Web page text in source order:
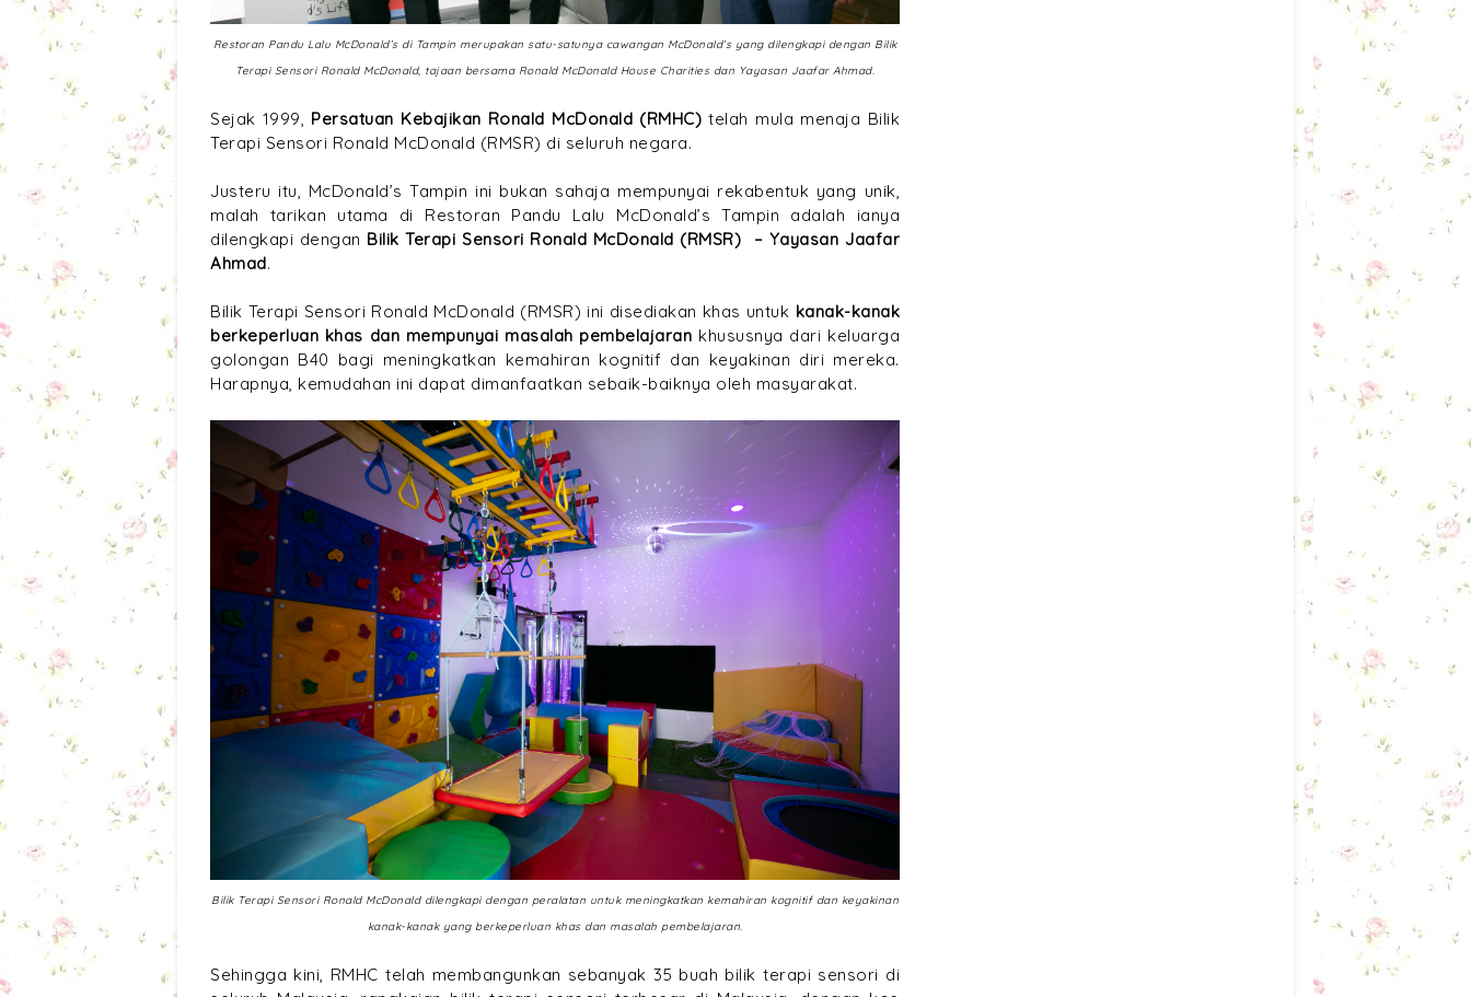
Restoran Pandu Lalu McDonald’s di Tampin merupakan satu-satunya cawangan McDonald’s yang dilengkapi dengan Bilik
Terapi Sensori Ronald McDonald, tajaan bersama Ronald McDonald House Charities dan Yayasan Jaafar Ahmad.
Sejak 1999, Persatuan Kebajikan Ronald McDonald (RMHC) telah mula menaja Bilik
Terapi Sensori Ronald McDonald (RMSR) di seluruh negara.
Justeru itu, McDonald’s Tampin ini bukan sahaja mempunyai rekabentuk yang unik,
malah tarikan utama di Restoran Pandu Lalu McDonald’s Tampin adalah ianya
dilengkapi dengan Bilik Terapi Sensori Ronald McDonald (RMSR) – Yayasan Jaafar
Ahmad.
Bilik Terapi Sensori Ronald McDonald (RMSR) ini disediakan khas untuk kanak-kanak
berkeperluan khas dan mempunyai masalah pembelajaran khususnya dari keluarga
golongan B40 bagi meningkatkan kemahiran kognitif dan keyakinan diri mereka.
Harapnya, kemudahan ini dapat dimanfaatkan sebaik-baiknya oleh masyarakat.
Bilik Terapi Sensori Ronald McDonald dilengkapi dengan peralatan untuk meningkatkan kemahiran kognitif dan keyakinan
kanak-kanak yang berkeperluan khas dan masalah pembelajaran.
Sehingga kini, RMHC telah membangunkan sebanyak 35 buah bilik terapi sensori di